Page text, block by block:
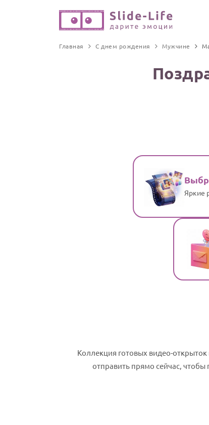
Главная С днем рождения Мужчине
Яркие
Коллекция готовых видео-
отправить прямо сейчас, чтобы